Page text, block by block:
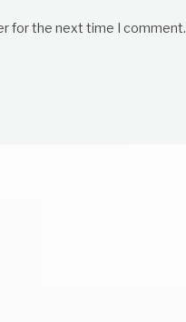
for the next time I comment.